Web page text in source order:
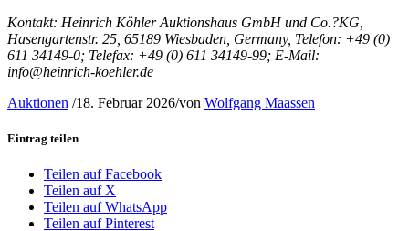
Kontakt: Heinrich Köhler Auktionshaus GmbH und Co.?KG,
Hasengartenstr. 25, 65189 Wiesbaden, Germany, Telefon: +49 (0)
611 34149-0; Telefax: +49 (0) 611 34149-99; E-Mail:
info@heinrich-koehler.de
Auktionen /18. Februar 2026/von Wolfgang Maassen
Eintrag teilen
Teilen auf Facebook
Teilen auf X
Teilen auf WhatsApp
Teilen auf Pinterest